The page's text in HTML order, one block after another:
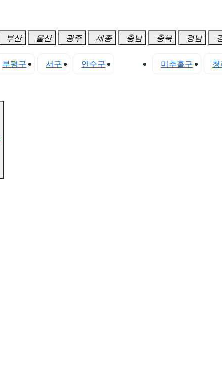
부산 울산 광주 세종 충남 충북 경남
부평구 서구 연수구 미추홀구